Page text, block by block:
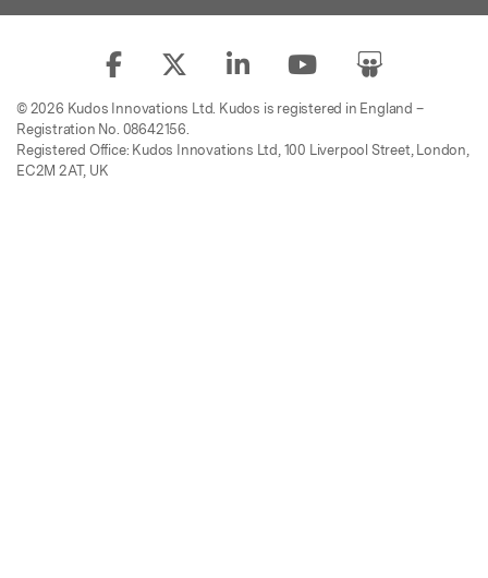
© 2026 Kudos Innovations Ltd. Kudos is registered in England –
Registration No. 08642156.
Registered Office: Kudos Innovations Ltd, 100 Liverpool Street, London,
EC2M 2AT, UK